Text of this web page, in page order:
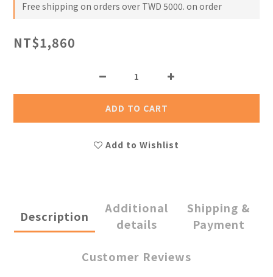
Free shipping on orders over TWD 5000. on order
NT$1,860
ADD TO CART
Add to Wishlist
Description
Additional
details
Shipping &
Payment
Customer Reviews